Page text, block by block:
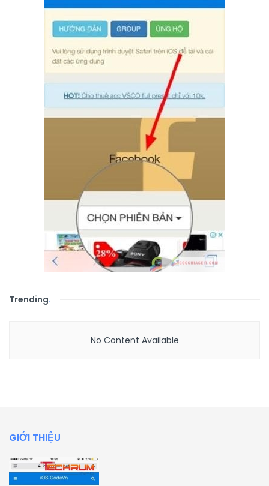
Trending.
No Content Available
GIỚI THIỆU